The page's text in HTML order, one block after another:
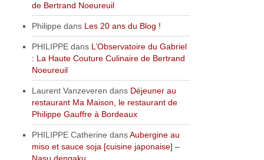
de Bertrand Noeureuil
Philippe dans Les 20 ans du Blog !
PHILIPPE dans L’Observatoire du Gabriel
: La Haute Couture Culinaire de Bertrand
Noeureuil
Laurent Vanzeveren dans Déjeuner au
restaurant Ma Maison, le restaurant de
Philippe Gauffre à Bordeaux
PHILIPPE Catherine dansAubergine au
miso et sauce soja [cuisine japonaise] –